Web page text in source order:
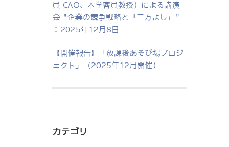
員 CAO、本学客員教授）による講演
会 "企業の競争戦略と「三方よし」"
：2025年12月8日
【開催報告】「放課後あそび場プロジ
ェクト」（2025年12月開催）
カテゴリ